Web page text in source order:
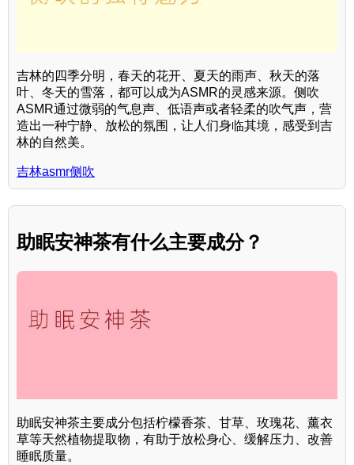
吉林的四季分明，春天的花开、夏天的雨声、秋天的落
叶、冬天的雪落，都可以成为ASMR的灵感来源。侧吹
ASMR通过微弱的气息声、低语声或者轻柔的吹气声，营
造出一种宁静、放松的氛围，让人们身临其境，感受到吉
林的自然美。
吉林asmr侧吹
助眠安神茶有什么主要成分？
助眠安神茶主要成分包括柠檬香茶、甘草、玫瑰花、薰衣
草等天然植物提取物，有助于放松身心、缓解压力、改善
睡眠质量。